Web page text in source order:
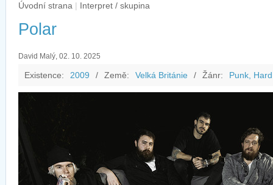
Úvodní strana | Interpret / skupina
Polar
David Malý, 02. 10. 2025
Existence: 2009 / Země: Velká Británie / Žánr: Punk,